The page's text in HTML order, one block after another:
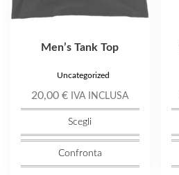
Men’s Tank Top
Uncategorized
20,00€ IVA INCLUSA
Scegli
pagina
del
Confronta